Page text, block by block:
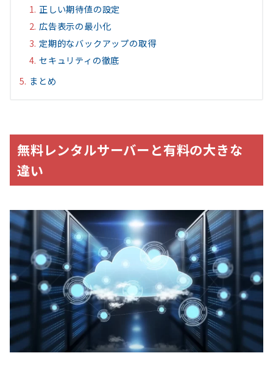
正しい期待値の設定
広告表示の最小化
定期的なバックアップの取得
セキュリティの徹底
まとめ
無料レンタルサーバーと有料の大きな
違い